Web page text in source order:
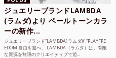
ジュエリーブランドLAMBDA
(ラムダ)より ペールトーンカラ
ーの新作...
ジュエリーブランド“LAMBDA( ラムダ))” “PLAYFRE
EDOM 自由を遊べ。 LAMBDA（ラムダ）は、有限
な資源を無限のクリエイティブで追...